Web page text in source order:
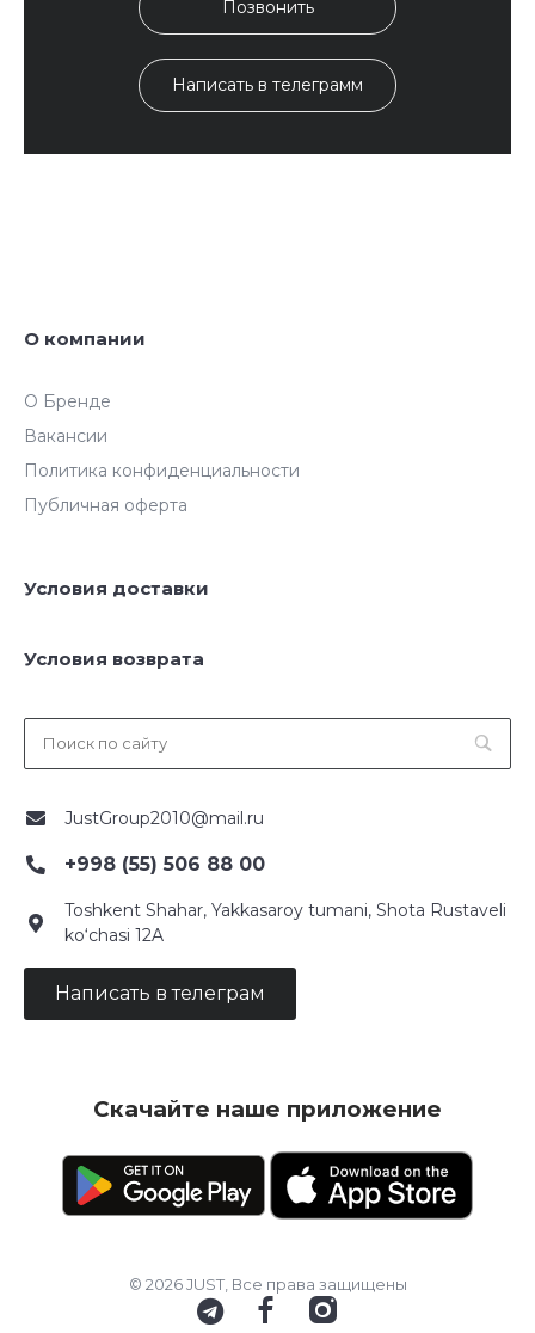
Позвонить
Написать в телеграмм
О компании
О Бренде
Вакансии
Политика конфиденциальности
Публичная оферта
Условия доставки
Условия возврата
JustGroup2010@mail.ru
+998 (55) 506 88 00
Toshkent Shahar, Yakkasaroy tumani, Shota Rustaveli
ko‘chasi 12A
Написать в телеграм
Скачайте наше приложение
© 2026 JUST, Все права защищены